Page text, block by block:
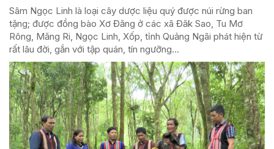
Sâm Ngọc Linh là loại cây dược liệu quý được núi rừng ban
tặng; được đồng bào Xơ Đăng ở các xã Đăk Sao, Tu Mơ
Rông, Măng Ri, Ngọc Linh, Xốp, tỉnh Quảng Ngãi phát hiện từ
rất lâu đời, gắn với tập quán, tín ngưỡng...